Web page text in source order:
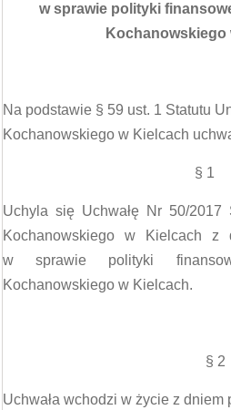
w sprawie polityki
Kochanowskiego
Na podstawie § 59 ust. 1 Statutu
Kochanowskiego w Kielcach
§ 1
Uchyla się Uchwałę Nr 50/2017
Kochanowskiego w Kielcach
w sprawie polityki
Kochanowskiego w Kielcach.
§ 2
Uchwała wchodzi w życie z dniem